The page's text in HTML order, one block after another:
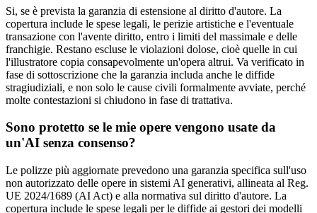
Si, se è prevista la garanzia di estensione al diritto d'autore. La
copertura include le spese legali, le perizie artistiche e l'eventuale
transazione con l'avente diritto, entro i limiti del massimale e delle
franchigie. Restano escluse le violazioni dolose, cioè quelle in cui
l'illustratore copia consapevolmente un'opera altrui. Va verificato in
fase di sottoscrizione che la garanzia includa anche le diffide
stragiudiziali, e non solo le cause civili formalmente avviate, perché
molte contestazioni si chiudono in fase di trattativa.
Sono protetto se le mie opere vengono usate da
un'AI senza consenso?
Le polizze più aggiornate prevedono una garanzia specifica sull'uso
non autorizzato delle opere in sistemi AI generativi, allineata al Reg.
UE 2024/1689 (AI Act) e alla normativa sul diritto d'autore. La
copertura include le spese legali per le diffide ai gestori dei modelli